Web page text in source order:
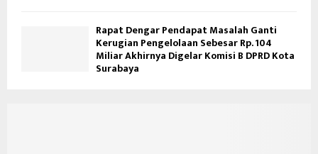
Rapat Dengar Pendapat Masalah Ganti
Kerugian Pengelolaan Sebesar Rp. 104
Miliar Akhirnya Digelar Komisi B DPRD Kota
Surabaya